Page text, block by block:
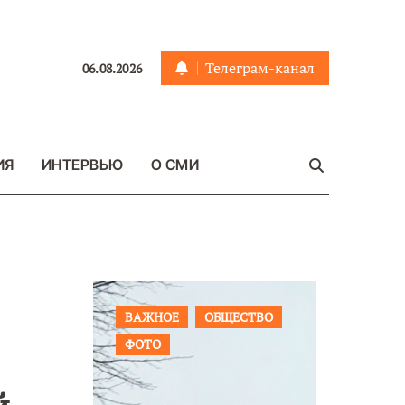
06.08.2026 Телеграм-канал
ИНТЕРВЬЮ О СМИ
ПРОИСШЕСТВИЯ ФОТО